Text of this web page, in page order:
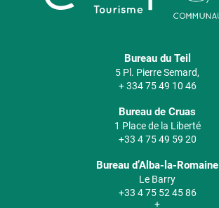
Bureau du Teil
5 Pl. Pierre Semard,
+ 334 75 49 10 46
Bureau de Cruas
1 Place de la Liberté
+33 4 75 49 59 20
Bureau d’Alba-la-Romaine
Le Barry
+33 4 75 52 45 86
+